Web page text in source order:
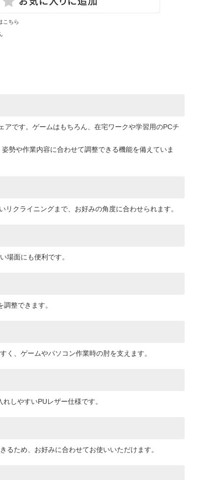
こちら
です。ゲームはもちろん、在宅ワークや学習用のPCチ
勢や作業内容に合わせて調整できる機能を備えていま
クライニングまで、お好みの角度に合わせられます。
場面にも便利です。
整できます。
、ゲームやパソコン作業時の肘を支えます。
しやすいPUレザー仕様です。
ため、お好みに合わせてお使いいただけます。